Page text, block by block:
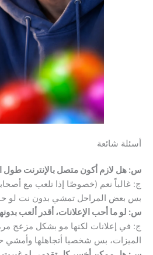
أسئلة شائعة
س: هل لازم أكون متصل بالإنترنت طول
ج: غالباً نعم (خصوصًا إذا تلعب مع
بس بعض المراحل تمشي بدون نت لو
س: لو ما أحب الإعلانات، أقدر ألعب
ج: في إعلانات لكنها مو بشكل مزعج
الميزات، بس شخصيا أتجاهلها وأمشي